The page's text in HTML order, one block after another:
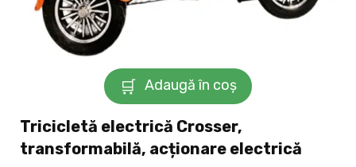
Adaugă în coș
Tricicletă electrică Crosser,
transformabilă, acționare electrică